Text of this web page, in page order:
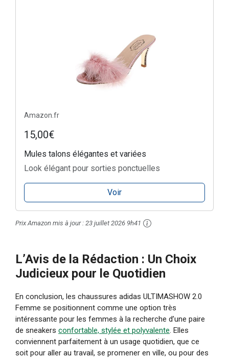
Amazon.fr
15,00€
Mules talons élégantes et variées
Look élégant pour sorties ponctuelles
Voir
Prix ​​Amazon mis à jour : 23 juillet 2026 9h41
L’Avis de la Rédaction : Un Choix
Judicieux pour le Quotidien
En conclusion, les chaussures adidas ULTIMASHOW 2.0
Femme se positionnent comme une option très
intéressante pour les femmes à la recherche d’une paire
de sneakers confortable, stylée et polyvalente. Elles
conviennent parfaitement à un usage quotidien, que ce
soit pour aller au travail, se promener en ville, ou pour des